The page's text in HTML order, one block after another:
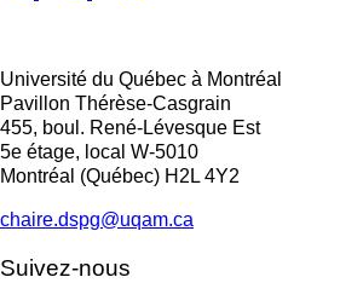
Université du Québec à Montréal
Pavillon Thérèse-Casgrain
455, boul. René-Lévesque Est
5e étage, local W-5010
Montréal (Québec) H2L 4Y2
chaire.dspg@uqam.ca
Suivez-nous